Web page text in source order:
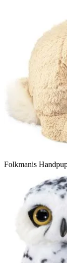
Folkmanis